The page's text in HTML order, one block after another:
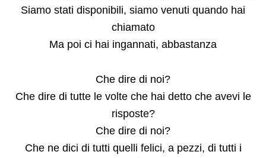
Siamo stati disponibili, siamo venuti quando hai
chiamato
Ma poi ci hai ingannati, abbastanza
Che dire di noi?
Che dire di tutte le volte che hai detto che avevi le
risposte?
Che dire di noi?
Che ne dici di tutti quelli felici, a pezzi, di tutti i